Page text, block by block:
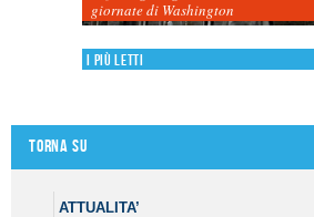
giornate di Washington
I più letti
Torna su
ATTUALITA’